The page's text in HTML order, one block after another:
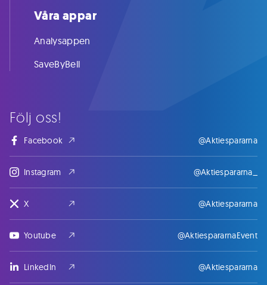
Följ oss!
Facebook @Aktiespararna
Instagram @Aktiespararna_
X @Aktiespararna
Youtube @AktiespararnaEvent
LinkedIn @Aktiespararna
Våra appar
Analysappen
SaveByBell